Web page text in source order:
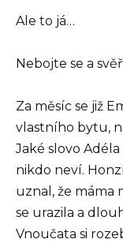
Ale to já…
Nebojte se a
Za měsíc se již
vlastního bytu,
Jaké slovo
nikdo neví.
uznal, že máma
se urazila a
Vnoučata si